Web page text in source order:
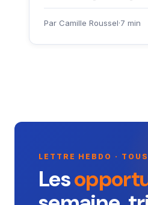
Par Camille Roussel·7 min
LETTRE HEBDO ·
Les